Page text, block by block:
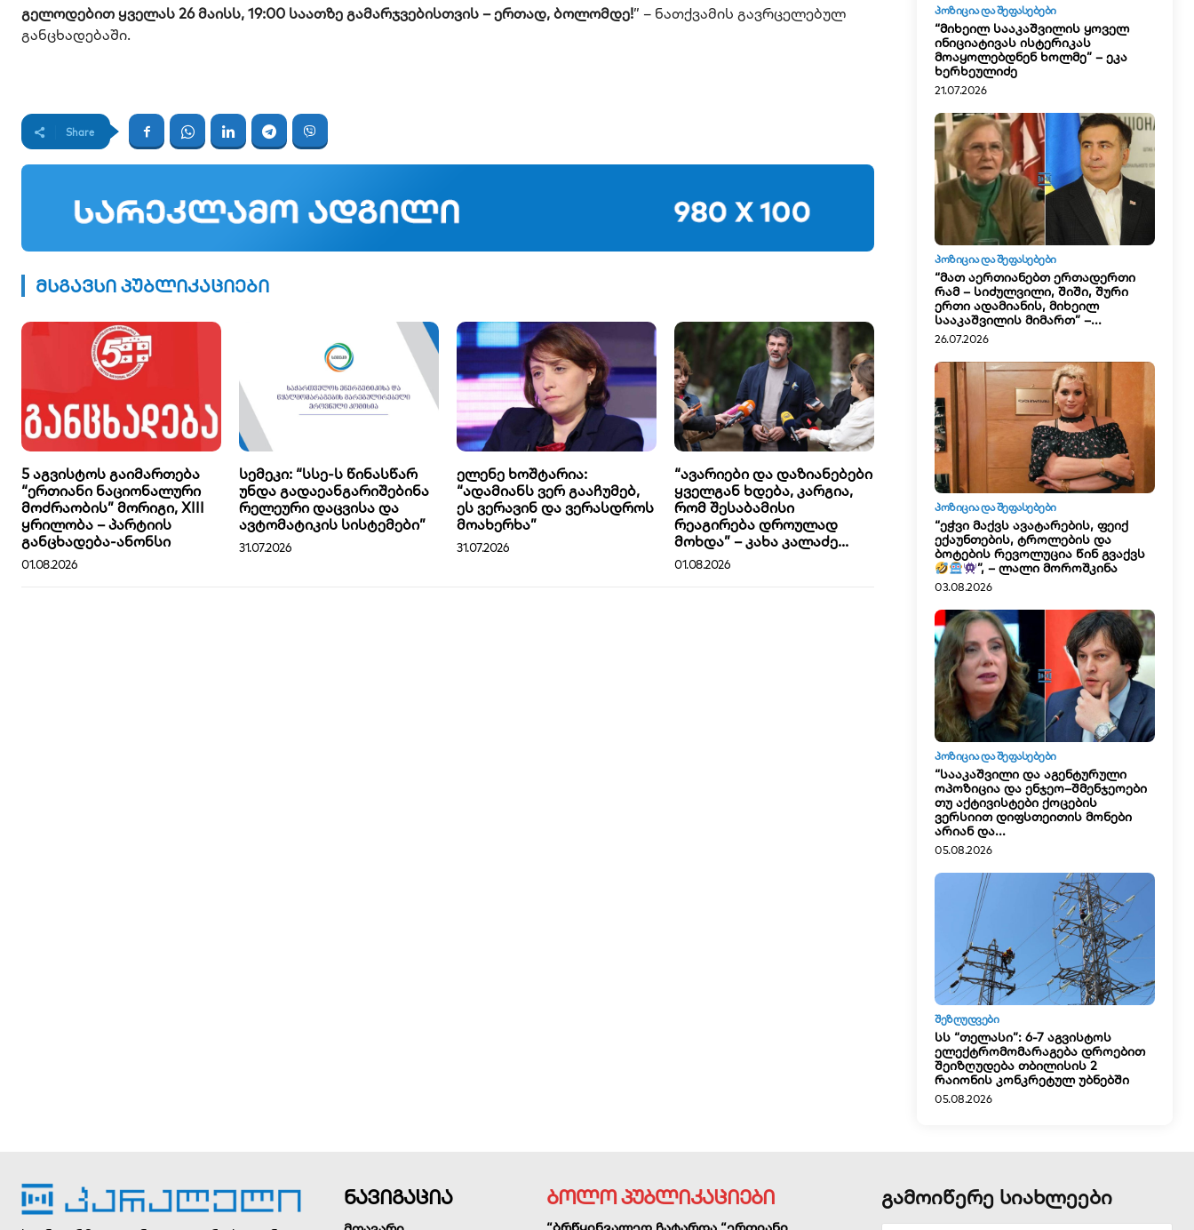
გელოდებით ყველას 26 მაისს, 19:00 საათზე გამარჯვებისთვის – ერთად, ბოლომდე!” – ნათქვამის გავრცელებულ
განცხადებაში.
Share
მსგავსი პუბლიკაციები
5 აგვისტოს გაიმართება
“ერთიანი ნაციონალური
მოძრაობის” მორიგი, XIII
ყრილობა – პარტიის
განცხადება-ანონსი
01.08.2026
სემეკი: “სსე-ს წინასწარ
უნდა გადაეანგარიშებინა
რელეური დაცვისა და
ავტომატიკის სისტემები”
31.07.2026
ელენე ხოშტარია:
“ადამიანს ვერ გააჩუმებ,
ეს ვერავინ და ვერასდროს
მოახერხა”
31.07.2026
“ავარიები და დაზიანებები
ყველგან ხდება, კარგია,
რომ შესაბამისი
რეაგირება დროულად
მოხდა” – კახა კალაძე...
01.08.2026
ᲞᲝᲖᲘᲪᲘᲐ ᲓᲐ ᲨᲔᲤᲐᲡᲔᲑᲔᲑᲘ
“მიხეილ სააკაშვილის ყოველ
ინიციატივას ისტერიკას
მოაყოლებდნენ ხოლმე” – ეკა
ხერხეულიძე
21.07.2026
ᲞᲝᲖᲘᲪᲘᲐ ᲓᲐ ᲨᲔᲤᲐᲡᲔᲑᲔᲑᲘ
“მათ აერთიანებთ ერთადერთი
რამ – სიძულვილი, შიში, შური
ერთი ადამიანის, მიხეილ
სააკაშვილის მიმართ” –...
26.07.2026
ᲞᲝᲖᲘᲪᲘᲐ ᲓᲐ ᲨᲔᲤᲐᲡᲔᲑᲔᲑᲘ
“ეჭვი მაქვს ავატარების, ფეიქ
ექაუნთების, ტროლების და
ბოტების რევოლუცია წინ გვაქვს
”, – ლალი მოროშკინა
03.08.2026
ᲞᲝᲖᲘᲪᲘᲐ ᲓᲐ ᲨᲔᲤᲐᲡᲔᲑᲔᲑᲘ
“სააკაშვილი და აგენტურული
ოპოზიცია და ენჯეო–შმენჯეოები
თუ აქტივისტები ქოცების
ვერსიით დიფსთეითის მონები
არიან და...
05.08.2026
ᲨᲔᲖᲦᲣᲓᲕᲔᲑᲘ
სს “თელასი”: 6-7 აგვისტოს
ელექტრომომარაგება დროებით
შეიზღუდება თბილისის 2
რაიონის კონკრეტულ უბნებში
05.08.2026
ნავიგაცია ბოლო პუბლიკაციები გამოიწერე სიახლეები